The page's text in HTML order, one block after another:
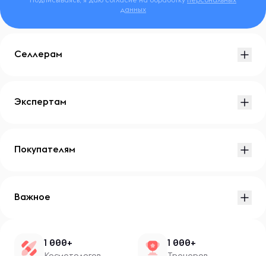
данных
Селлерам
Экспертам
Покупателям
Важное
1 000+ 1 000+